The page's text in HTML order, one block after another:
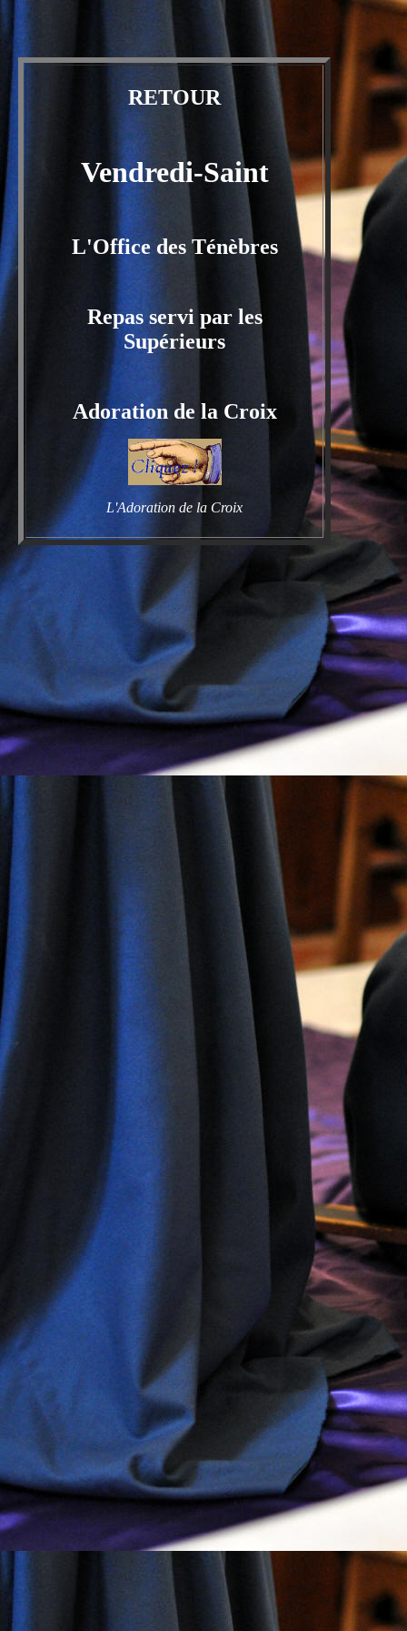
RETOUR
Vendredi-Saint
L'Office des Ténèbres
Repas servi par les
Supérieurs
Adoration de la Croix
L'Adoration de la Croix